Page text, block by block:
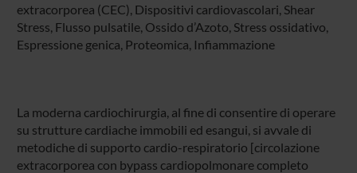
extracorporea (CEC), Dispositivi cardiovascolari, Shear
Stress, Flusso pulsatile, Ossido d’Azoto, Stress ossidativo,
Espressione genica, Proteomica, Infiammazione
La moderna cardiochirurgia, al fine di consentire di operare
su strutture cardiache immobili ed esangui, si avvale di
metodiche di supporto cardio-respiratorio [circolazione
extracorporea con bypass cardiopolmonare completo